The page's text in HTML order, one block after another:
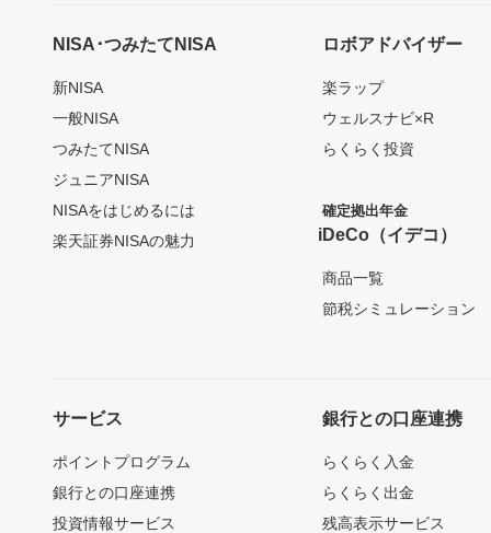
NISA･つみたてNISA
新NISA
一般NISA
つみたてNISA
ジュニアNISA
NISAをはじめるには
楽天証券NISAの魅力
ロボアドバイザー
楽ラップ
ウェルスナビ×R
らくらく投資
確定拠出年金
iDeCo（イデコ）
商品一覧
節税シミュレーション
サービス
ポイントプログラム
銀行との口座連携
投資情報サービス
銀行との口座連携
らくらく入金
らくらく出金
残高表示サービス